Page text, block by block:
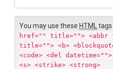
t
You may use these HTML tags
href="" title=""> <abbr
title=""> <b>
<code> <del
<s> <strike> <strong>